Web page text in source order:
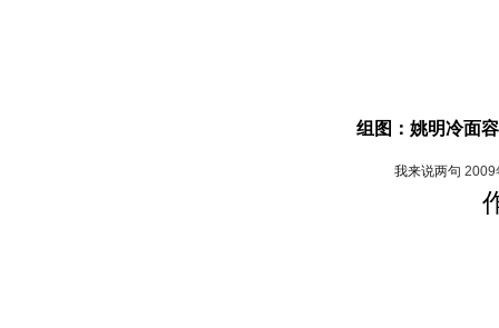
组图：姚明冷面
我来说两句 2009